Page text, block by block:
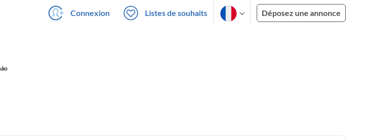
Connexion Listes de souhaits Déposez une annonce